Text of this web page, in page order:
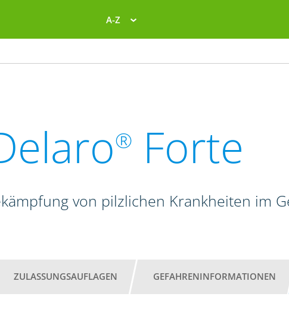
A-Z
® Forte
von pilzlichen Krankheiten im
ZULASSUNGSAUFLAGEN GEFAHRENINFORMATIONEN